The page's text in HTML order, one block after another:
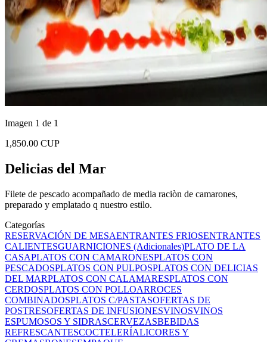
Imagen 1 de 1
1,850.00 CUP
Delicias del Mar
Filete de pescado acompañado de media raciòn de camarones,
preparado y emplatado q nuestro estilo.
Categorías
RESERVACIÓN DE MESAENTRANTES FRIOSENTRANTES
CALIENTESGUARNICIONES (Adicionales)PLATO DE LA
CASAPLATOS CON CAMARONESPLATOS CON
PESCADOSPLATOS CON PULPOSPLATOS CON DELICIAS
DEL MARPLATOS CON CALAMARESPLATOS CON
CERDOSPLATOS CON POLLOARROCES
COMBINADOSPLATOS C/PASTASOFERTAS DE
POSTRESOFERTAS DE INFUSIONESVINOSVINOS
ESPUMOSOS Y SIDRASCERVEZASBEBIDAS
REFRESCANTESCOCTELERÍALICORES Y